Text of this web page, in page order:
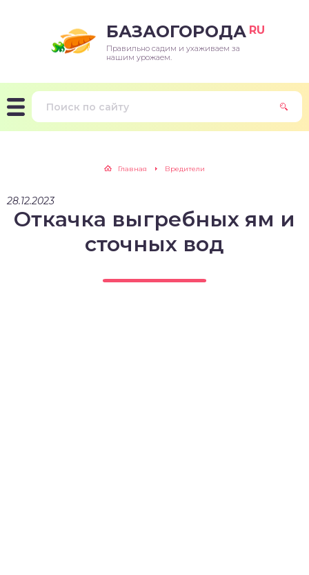
БАЗАОГОРОДА RU
Правильно садим и ухаживаем за
нашим урожаем.
Главная Вредители
28.12.2023
Откачка выгребных ям и
сточных вод